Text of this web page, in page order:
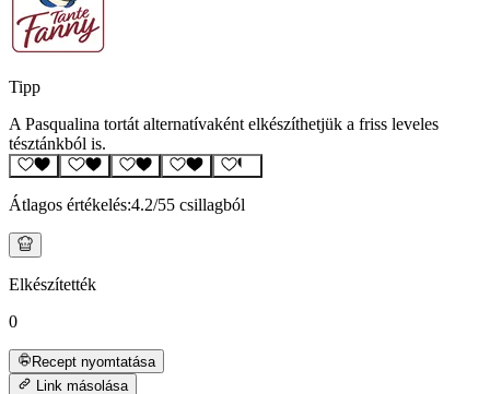
Tipp
A Pasqualina tortát alternatívaként elkészíthetjük a friss leveles
tésztánkból is.
Átlagos értékelés:4.2/55 csillagból
Elkészítették
0
Recept nyomtatása
Link másolása